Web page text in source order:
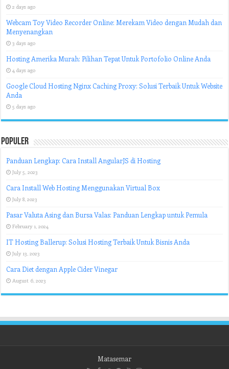
2 days ago
Webcam Toy Video Recorder Online: Merekam Video dengan Mudah dan
Menyenangkan
3 days ago
Hosting Amerika Murah: Pilihan Tepat Untuk Portofolio Online Anda
4 days ago
Google Cloud Hosting Nginx Caching Proxy: Solusi Terbaik Untuk Website
Anda
5 days ago
Populer
Panduan Lengkap: Cara Install AngularJS di Hosting
July 5, 2023
Cara Install Web Hosting Menggunakan Virtual Box
July 8, 2023
Pasar Valuta Asing dan Bursa Valas: Panduan Lengkap untuk Pemula
February 1, 2024
IT Hosting Ballerup: Solusi Hosting Terbaik Untuk Bisnis Anda
July 13, 2023
Cara Diet dengan Apple Cider Vinegar
August 6, 2023
Matasemar